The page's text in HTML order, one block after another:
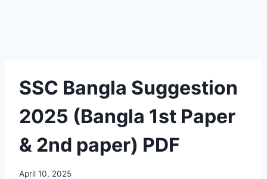
SSC Bangla Suggestion
2025 (Bangla 1st Paper
& 2nd paper) PDF
April 10, 2025